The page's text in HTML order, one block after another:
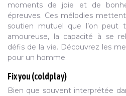
moments de joie et de
épreuves. Ces mélodies
soutien mutuel que l’on peut
amoureuse, la capacité à se
défis de la vie. Découvrez les
pour un homme.
Fix you (coldplay)
Bien que souvent interprétée